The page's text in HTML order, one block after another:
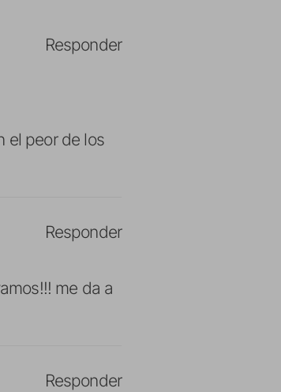
el peor de los
Responder
me da a
Responder
Responder